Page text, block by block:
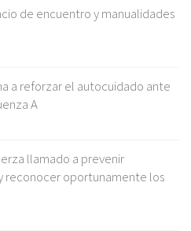
de encuentro y manualidades
a reforzar el autocuidado ante
A
llamado a prevenir
reconocer oportunamente los